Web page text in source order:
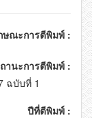
ษณะการตีพิมพ์ :
านะการตีพิมพ์ :
ฉบับที่ 1
ปีที่ตีพิมพ์ :